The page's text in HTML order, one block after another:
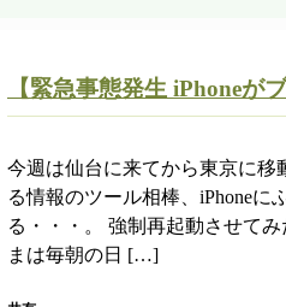
【緊急事態発生 iPhoneが
今週は仙台に来てから東京に移
る情報のツール相棒、iPhoneに
る・・・。 強制再起動させて
まは毎朝の日 […]